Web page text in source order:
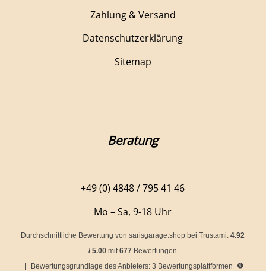
Zahlung & Versand
Datenschutzerklärung
Sitemap
Beratung
+49 (0) 4848 / 795 41 46
Mo – Sa, 9-18 Uhr
Durchschnittliche Bewertung von sarisgarage.shopbei Trustami:4.92
/5.00 mit677 Bewertungen
|
Bewertungsgrundlage des Anbieters: 3 Bewertungsplattformen